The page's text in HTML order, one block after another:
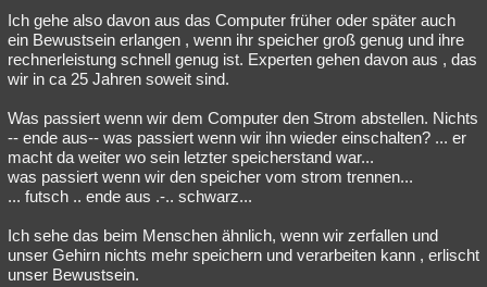
Ich gehe also davon aus das Computer früher oder später auch
ein Bewustsein erlangen , wenn ihr speicher groß genug und ihre
rechnerleistung schnell genug ist. Experten gehen davon aus , das
wir in ca 25 Jahren soweit sind.
Was passiert wenn wir dem Computer den Strom abstellen. Nichts
-- ende aus-- was passiert wenn wir ihn wieder einschalten? ... er
macht da weiter wo sein letzter speicherstand war...
was passiert wenn wir den speicher vom strom trennen...
... futsch .. ende aus .-.. schwarz...
Ich sehe das beim Menschen ähnlich, wenn wir zerfallen und
unser Gehirn nichts mehr speichern und verarbeiten kann , erlischt
unser Bewustsein.